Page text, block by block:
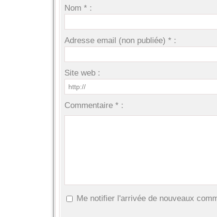
Nom * :
Adresse email (non publiée) * :
Site web :
Commentaire * :
Me notifier l'arrivée de nouveaux